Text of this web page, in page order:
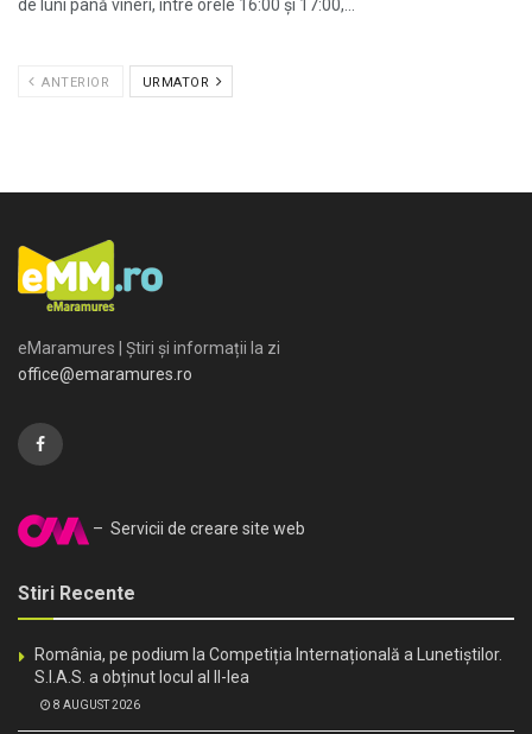
de luni până vineri, între orele 16:00 și 17:00,...
ANTERIOR URMATOR
eMaramures | Știri și informații la zi
office@emaramures.ro
– Servicii de creare site web
Stiri Recente
România, pe podium la Competiția Internațională a Lunetiștilor.
S.I.A.S. a obținut locul al II-lea
8 AUGUST 2026